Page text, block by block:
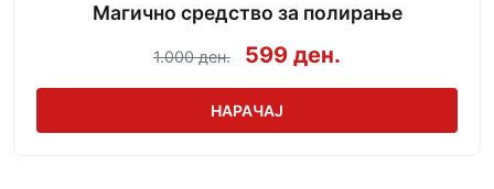
Магично средство за полирање
1.000 ден. 599 ден.
НАРАЧАЈ